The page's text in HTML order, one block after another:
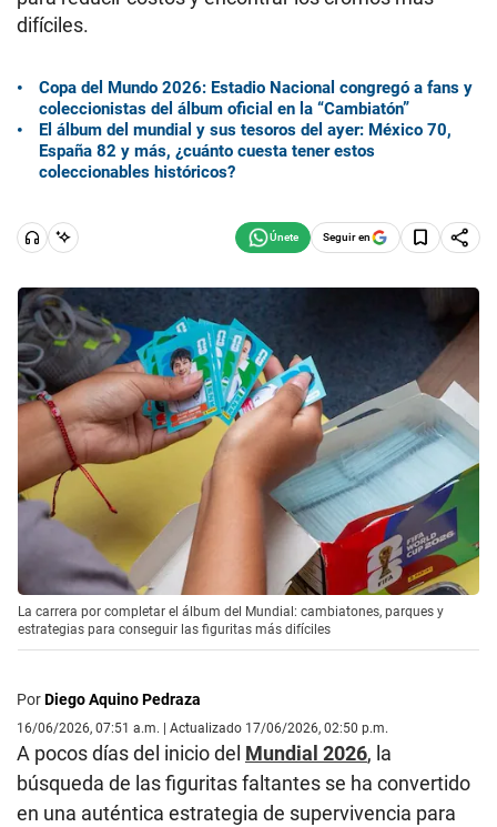
difíciles.
Copa del Mundo 2026: Estadio Nacional congregó a fans y
coleccionistas del álbum oficial en la “Cambiatón”
El álbum del mundial y sus tesoros del ayer: México 70,
España 82 y más, ¿cuánto cuesta tener estos
coleccionables históricos?
Seguir en
La carrera por completar el álbum del Mundial: cambiatones, parques y
estrategias para conseguir las figuritas más difíciles
PorDiego Aquino Pedraza
16/06/2026, 07:51 a.m. | Actualizado 17/06/2026, 02:50 p.m.
A pocos días del inicio del Mundial 2026, la
búsqueda de las figuritas faltantes se ha convertido
en una auténtica estrategia de supervivencia para